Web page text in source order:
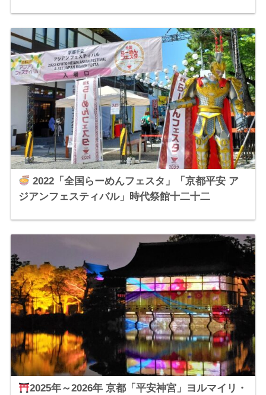
2022「全国らーめんフェスタ」「京都平安 ア
ジアンフェスティバル」時代祭館十二十二
2025年～2026年 京都「平安神宮」ヨルマイリ・